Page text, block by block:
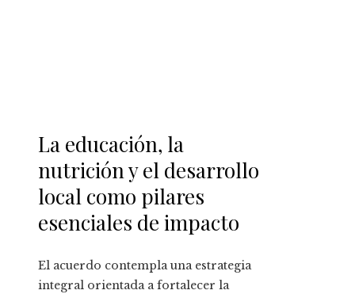
La educación, la
nutrición y el desarrollo
local como pilares
esenciales de impacto
El acuerdo contempla una estrategia
integral orientada a fortalecer la